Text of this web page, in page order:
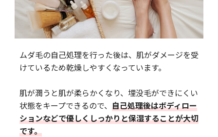
ムダ毛の自己処理を行った後は、肌がダメージを受
けているため乾燥しやすくなっています。
肌が潤うと肌が柔らかくなり、埋没毛ができにくい
状態をキープできるので、 自己処理後はボディロー
ションなどで優しくしっかりと保湿することが大切
です。